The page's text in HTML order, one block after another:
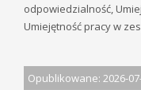
odpowiedzialność,
Umiejętność pracy w
Opublikowane: 2026-